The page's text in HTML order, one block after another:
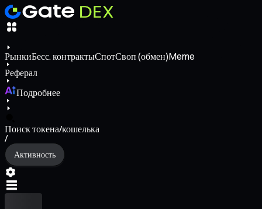
РынкиБесс. контрактыСпотСвоп (обмен)Meme
Реферал
Подробнее
Поиск токена/кошелька
/
Активность